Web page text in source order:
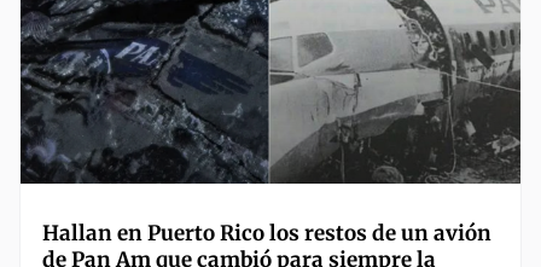
Hallan en Puerto Rico los restos de un avión
de Pan Am que cambió para siempre la